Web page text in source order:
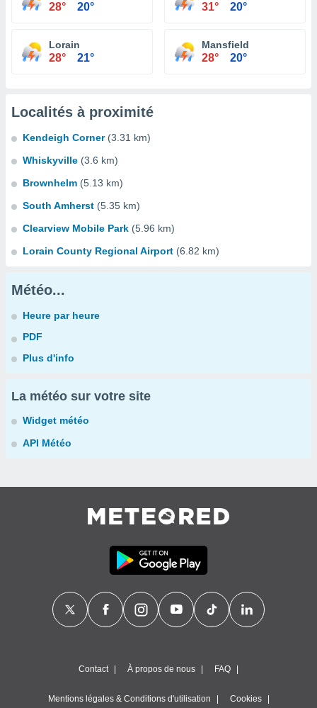
28° 20° 31° 20°
Lorain
28° 21°
Mansfield
28° 20°
Localités à proximité
Kendeigh Corner (3.31 km)
Whiskyville (3.6 km)
Brownhelm (5.13 km)
South Amherst (5.35 km)
Clearview Mobile Park (5.96 km)
Lorain County Regional Airport (6.82 km)
Météo...
Heure par heure
PDF
Plus d'info
La météo sur votre site
Widget météo
API Météo
Contact À propos de nous FAQ
Mentions légales & Conditions d'utilisation Cookies